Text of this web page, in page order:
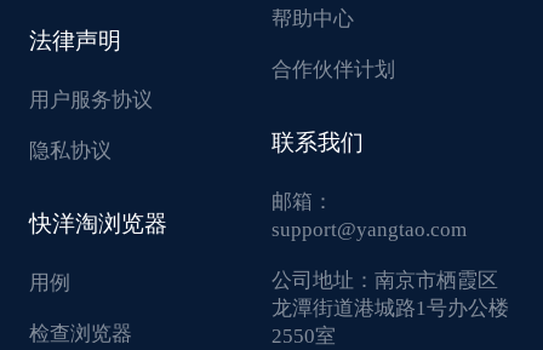
法律声明
用户服务协议
隐私协议
快洋淘浏览器
用例
检查浏览器
帮助中心
合作伙伴计划
联系我们
邮箱：
support@yangtao.com
公司地址： 南京市栖霞区
龙潭街道港城路1号办公楼
2550室